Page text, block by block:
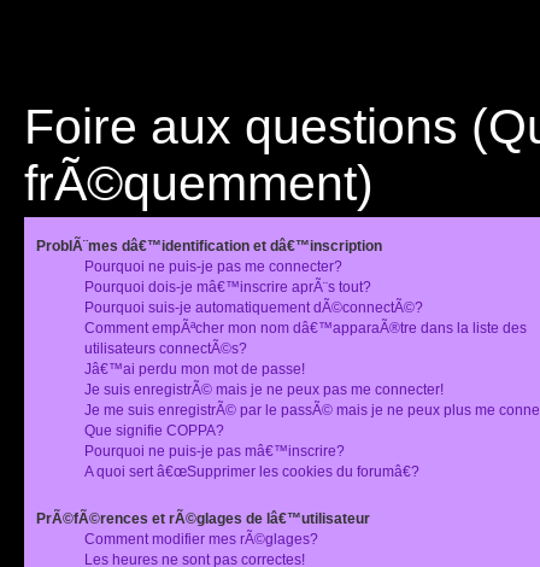
Foire aux questions
frÃ©quemment)
ProblÃ¨mes dâ€™identification et dâ€™inscription
Pourquoi ne puis-je pas me connecter?
Pourquoi dois-je mâ€™inscrire aprÃ¨s tout?
Pourquoi suis-je automatiquement dÃ©connectÃ©?
Comment empÃªcher mon nom dâ€™apparaÃ®tre dans la liste des
utilisateurs connectÃ©s?
Jâ€™ai perdu mon mot de passe!
Je suis enregistrÃ© mais je ne peux pas me connecter!
Je me suis enregistrÃ© par le passÃ© mais je ne peux plus me
Que signifie COPPA?
Pourquoi ne puis-je pas mâ€™inscrire?
A quoi sert â€œSupprimer les cookies du forumâ€?
PrÃ©fÃ©rences et rÃ©glages de lâ€™utilisateur
Comment modifier mes rÃ©glages?
Les heures ne sont pas correctes!